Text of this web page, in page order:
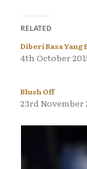
RELATED
Diberi Rasa Yang
4th October
Blush Off
23rd November